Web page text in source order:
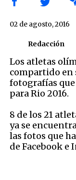
Redacción
02 de agosto, 2016
Los atletas
compartido en
fotografías
para Rio 2016.
8 de los 21
ya se
las fotos que
de Facebook e